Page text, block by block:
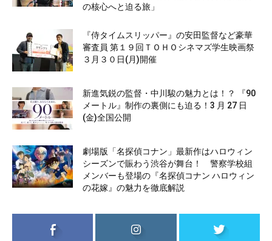
の核心へと迫る旅」
『侍タイムスリッパー』の安田監督など豪華
審査員 第１９回ＴＯＨＯシネマズ学生映画祭
３月３０日(月)開催
新進気鋭の監督・中川駿の魅力とは！？ 『90
メートル』制作の裏側にも迫る！3 月 27 日
(金)全国公開
劇場版「名探偵コナン」最新作はハロウィン
シーズンで賑わう渋谷が舞台！ 警察学校組
メンバーも登場の『名探偵コナン ハロウィン
の花嫁』の魅力を徹底解説